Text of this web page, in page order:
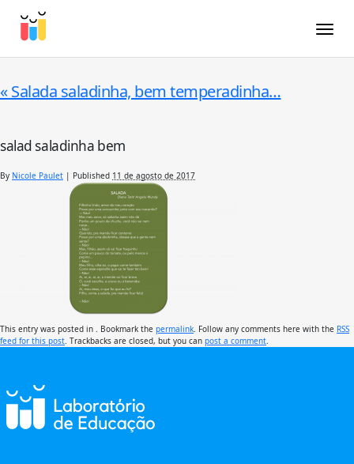
«Salada saladinha, bem temperadinha…
salad saladinha bem
By Nicole Paulet | Published 11 de agosto de 2017
This entry was posted in . Bookmark the permalink . Follow any comments here with the RSS
feed for this post . Trackbacks are closed, but you can post a comment